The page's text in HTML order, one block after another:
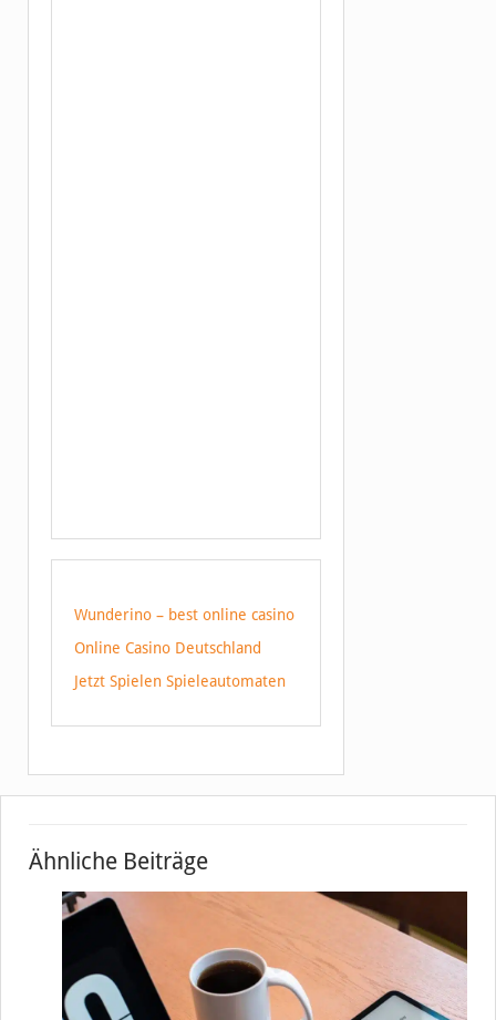
Wunderino – best online casino
Online Casino Deutschland
Jetzt Spielen Spieleautomaten
Ähnliche Beiträge